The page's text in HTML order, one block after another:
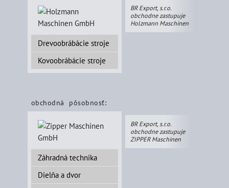
Drevoobrábácie stroje
Kovoobrábácie stroje
BR Export, s.r.o.
obchodne zastupuje
Holzmann Maschinen
obchodná pôsobnosť:
Záhradná technika
Dielňa a dvor
BR Export, s.r.o.
obchodne zastupuje
ZIPPER Maschinen